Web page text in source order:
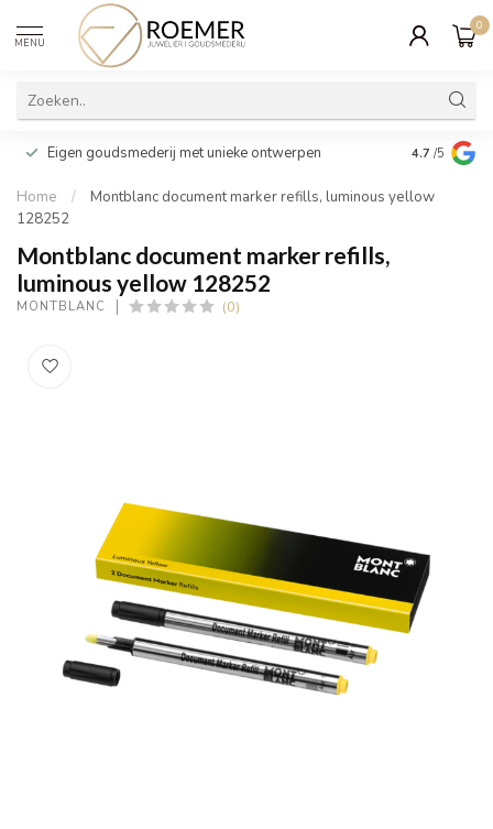
MENU
0
Eigen goudsmederij met unieke ontwerpen Wij
cadeau
4.7 /5
Home /
Montblanc document marker refills, luminous yellow
128252
Montblanc document marker refills,
luminous yellow 128252
MONTBLANC (0)